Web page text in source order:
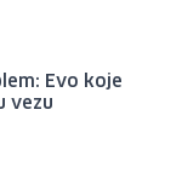
Evo koje
vezu